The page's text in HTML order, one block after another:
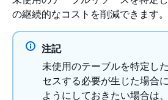
の継続的なコストを削減できます。
注記
未使用のテーブルを特定し
セスする必要が生じた場合
ようにしておきたい場合は